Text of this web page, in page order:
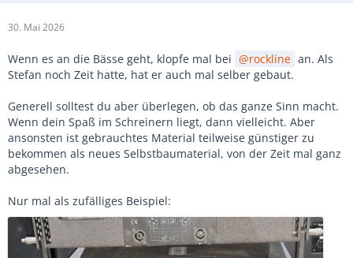
30. Mai 2026
Wenn es an die Bässe geht, klopfe mal bei rockline an. Als
Stefan noch Zeit hatte, hat er auch mal selber gebaut.
Generell solltest du aber überlegen, ob das ganze Sinn macht.
Wenn dein Spaß im Schreinern liegt, dann vielleicht. Aber
ansonsten ist gebrauchtes Material teilweise günstiger zu
bekommen als neues Selbstbaumaterial, von der Zeit mal ganz
abgesehen.
Nur mal als zufälliges Beispiel: